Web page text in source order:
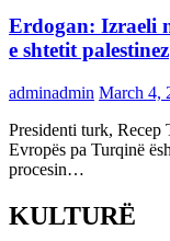
Erdogan: Izraeli
e shtetit palestinez
adminadmin March 4,
Presidenti turk, Recep
Evropës pa Turqinë
procesin…
KULTURË